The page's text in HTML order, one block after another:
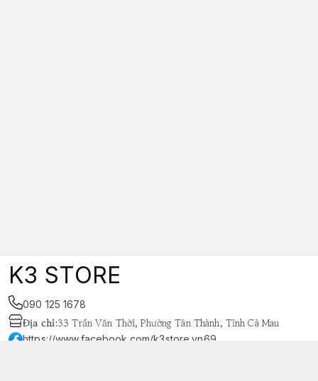
K3 STORE
090 125 1678
Địa chỉ:33 Trần Văn Thời, Phường Tân Thành, Tỉnh Cà Mau
https://www.facebook.com/k3store.vn69